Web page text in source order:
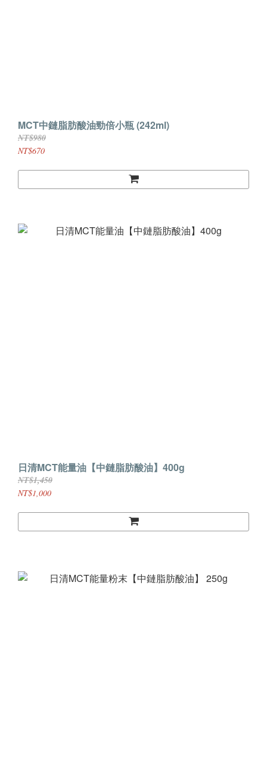
MCT中鏈脂肪酸油勁倍小瓶 (242ml)
NT$980
NT$670
日清MCT能量油【中鏈脂肪酸油】400g
NT$1,450
NT$1,000